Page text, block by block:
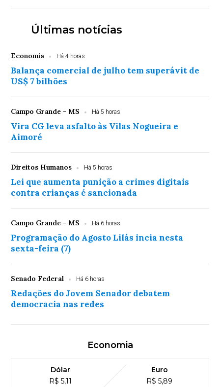
Últimas notícias
Economia Há 4 horas
Balança comercial de julho tem superávit de
US$ 7 bilhões
Campo Grande - MS Há 5 horas
Vira CG leva asfalto às Vilas Nogueira e
Aimoré
Direitos Humanos Há 5 horas
Lei que aumenta punição a crimes digitais
contra crianças é sancionada
Campo Grande - MS Há 6 horas
Programação do Agosto Lilás incia nesta
sexta-feira (7)
Senado Federal Há 6 horas
Redações do Jovem Senador debatem
democracia nas redes
Economia
Dólar
R$ 5,11
Euro
R$ 5,89